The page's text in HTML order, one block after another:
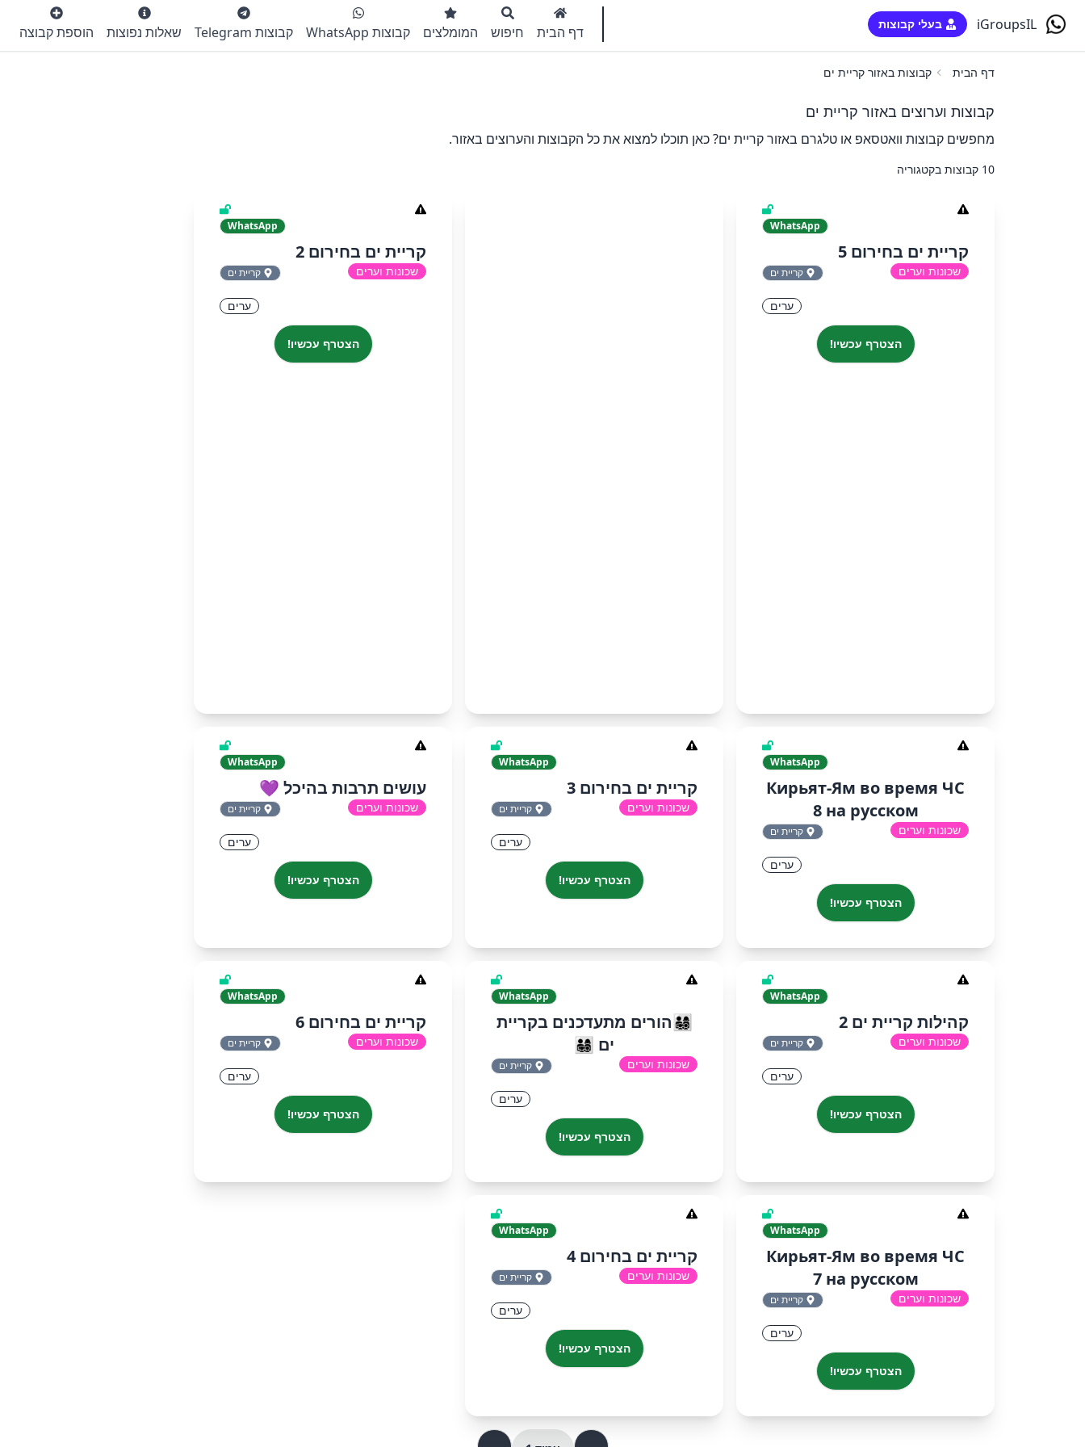
iGroupsIL בעלי קבוצות דף הבית חיפוש המומלצים קבוצות WhatsApp קבוצות Telegram שאלות נפוצות הוספת קבוצה
דף הבית קבוצות באזור קריית ים
קבוצות וערוצים באזור קריית ים
מחפשים קבוצות וואטסאפ או טלגרם באזור קריית ים? כאן תוכלו למצוא את כל הקבוצות והערוצים באזור.
10 קבוצות בקטגוריה
WhatsApp
קריית ים בחירום 5
שכונות וערים קריית ים
ערים
הצטרף עכשיו!
WhatsApp
קריית ים בחירום 2
שכונות וערים קריית ים
ערים
הצטרף עכשיו!
WhatsApp
Кирьят-Ям во время ЧС
8 на русском
שכונות וערים קריית ים
ערים
הצטרף עכשיו!
WhatsApp
קריית ים בחירום 3
שכונות וערים קריית ים
ערים
הצטרף עכשיו!
WhatsApp
עושים תרבות בהיכל 💜
שכונות וערים קריית ים
ערים
הצטרף עכשיו!
WhatsApp
קהילות קריית ים 2
שכונות וערים קריית ים
ערים
הצטרף עכשיו!
WhatsApp
👨‍👩‍👧‍👦הורים מתעדכנים בקריית
ים 👨‍👩‍👧‍👦
שכונות וערים קריית ים
ערים
הצטרף עכשיו!
WhatsApp
קריית ים בחירום 6
שכונות וערים קריית ים
ערים
הצטרף עכשיו!
WhatsApp
Кирьят-Ям во время ЧС
7 на русском
שכונות וערים קריית ים
ערים
הצטרף עכשיו!
WhatsApp
קריית ים בחירום 4
שכונות וערים קריית ים
ערים
הצטרף עכשיו!